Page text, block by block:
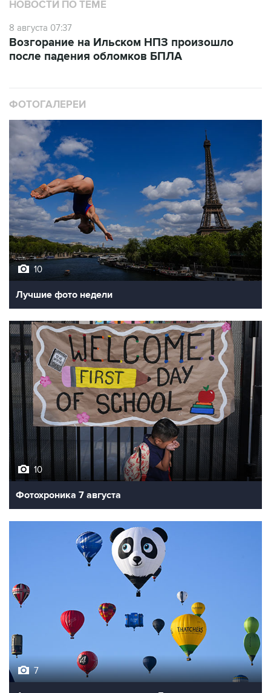
НОВОСТИ ПО ТЕМЕ
8 августа 07:37
Возгорание на Ильском НПЗ произошло
после падения обломков БПЛА
ФОТОГАЛЕРЕИ
10
Лучшие фото недели
10
Фотохроника 7 августа
7